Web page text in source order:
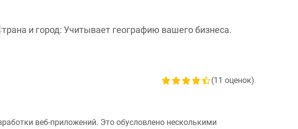
и город: Учитывает географию вашего бизнеса.
(11 оценок)
веб-приложений. Это обусловлено несколькими